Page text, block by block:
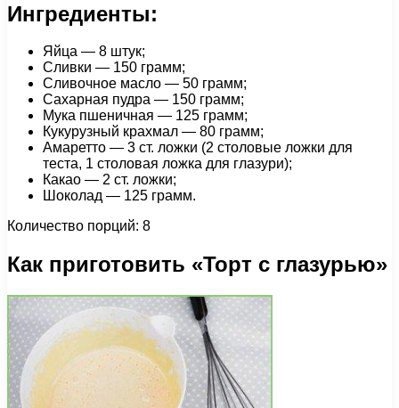
Ингредиенты:
Яйца — 8 штук;
Сливки — 150 грамм;
Сливочное масло — 50 грамм;
Сахарная пудра — 150 грамм;
Мука пшеничная — 125 грамм;
Кукурузный крахмал — 80 грамм;
Амаретто — 3 ст. ложки (2 столовые ложки для
теста, 1 столовая ложка для глазури);
Какао — 2 ст. ложки;
Шоколад — 125 грамм.
Количество порций: 8
Как приготовить «Торт с глазурью»